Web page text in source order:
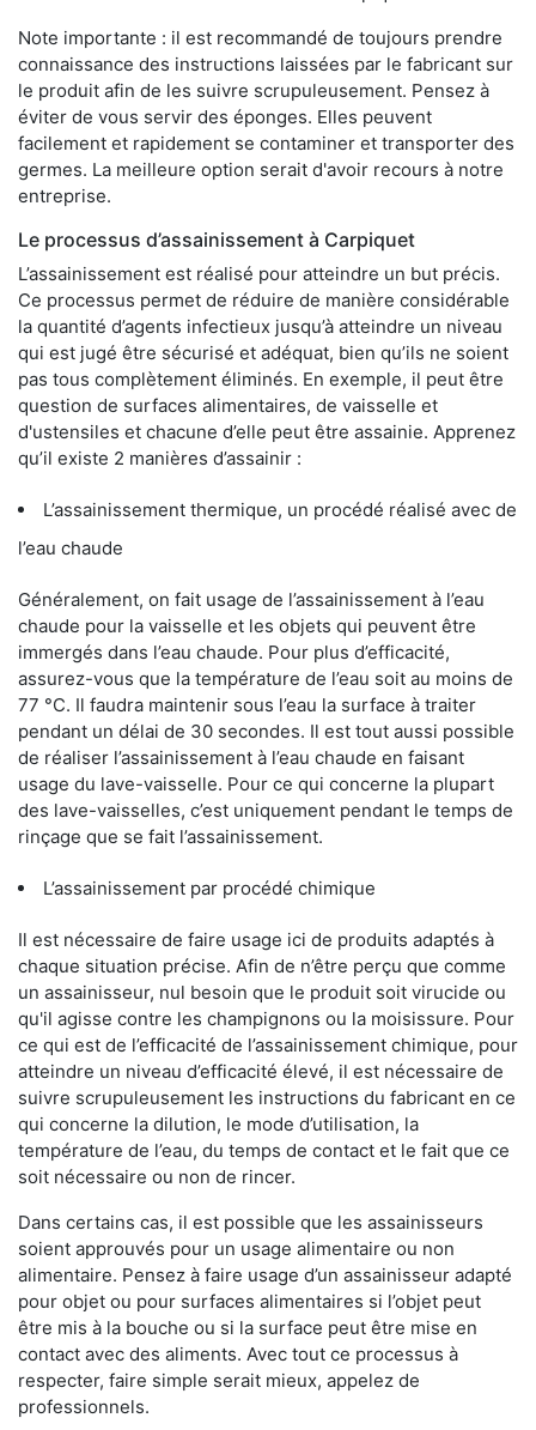
Note importante : il est recommandé de toujours prendre
connaissance des instructions laissées par le fabricant sur
le produit afin de les suivre scrupuleusement. Pensez à
éviter de vous servir des éponges. Elles peuvent
facilement et rapidement se contaminer et transporter des
germes. La meilleure option serait d'avoir recours à notre
entreprise.
Le processus d’assainissement à Carpiquet
L’assainissement est réalisé pour atteindre un but précis.
Ce processus permet de réduire de manière considérable
la quantité d’agents infectieux jusqu’à atteindre un niveau
qui est jugé être sécurisé et adéquat, bien qu’ils ne soient
pas tous complètement éliminés. En exemple, il peut être
question de surfaces alimentaires, de vaisselle et
d'ustensiles et chacune d’elle peut être assainie. Apprenez
qu’il existe 2 manières d’assainir :
L’assainissement thermique, un procédé réalisé avec de
l’eau chaude
Généralement, on fait usage de l’assainissement à l’eau
chaude pour la vaisselle et les objets qui peuvent être
immergés dans l’eau chaude. Pour plus d’efficacité,
assurez-vous que la température de l’eau soit au moins de
77 °C. Il faudra maintenir sous l’eau la surface à traiter
pendant un délai de 30 secondes. Il est tout aussi possible
de réaliser l’assainissement à l’eau chaude en faisant
usage du lave-vaisselle. Pour ce qui concerne la plupart
des lave-vaisselles, c’est uniquement pendant le temps de
rinçage que se fait l’assainissement.
L’assainissement par procédé chimique
Il est nécessaire de faire usage ici de produits adaptés à
chaque situation précise. Afin de n’être perçu que comme
un assainisseur, nul besoin que le produit soit virucide ou
qu'il agisse contre les champignons ou la moisissure. Pour
ce qui est de l’efficacité de l’assainissement chimique, pour
atteindre un niveau d’efficacité élevé, il est nécessaire de
suivre scrupuleusement les instructions du fabricant en ce
qui concerne la dilution, le mode d’utilisation, la
température de l’eau, du temps de contact et le fait que ce
soit nécessaire ou non de rincer.
Dans certains cas, il est possible que les assainisseurs
soient approuvés pour un usage alimentaire ou non
alimentaire. Pensez à faire usage d’un assainisseur adapté
pour objet ou pour surfaces alimentaires si l’objet peut
être mis à la bouche ou si la surface peut être mise en
contact avec des aliments. Avec tout ce processus à
respecter, faire simple serait mieux, appelez de
professionnels.